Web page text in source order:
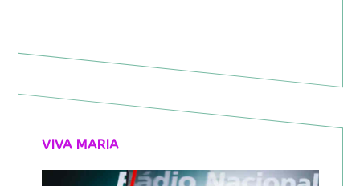
VIVA MARIA